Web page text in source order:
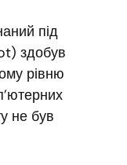
під
здобув
рівню
не був